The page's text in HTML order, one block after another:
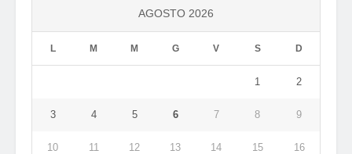
AGOSTO 2026
L M M G V S D
1 2
3 4 5 6 7 8 9
10 11 12 13 14 15 16